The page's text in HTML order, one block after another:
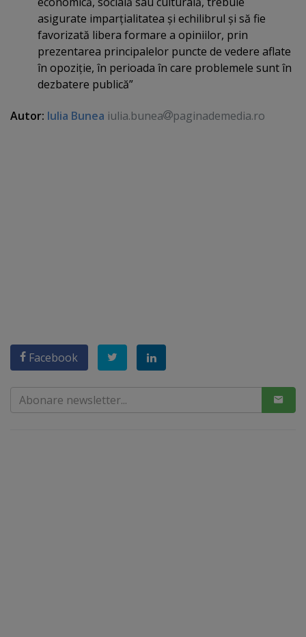
asigurate imparţialitatea şi echilibrul şi să fie
favorizată libera formare a opiniilor, prin
prezentarea principalelor puncte de vedere aflate
în opoziţie, în perioada în care problemele sunt în
dezbatere publică”
Autor: Iulia Bunea iulia.bunea paginademedia.ro
Facebook